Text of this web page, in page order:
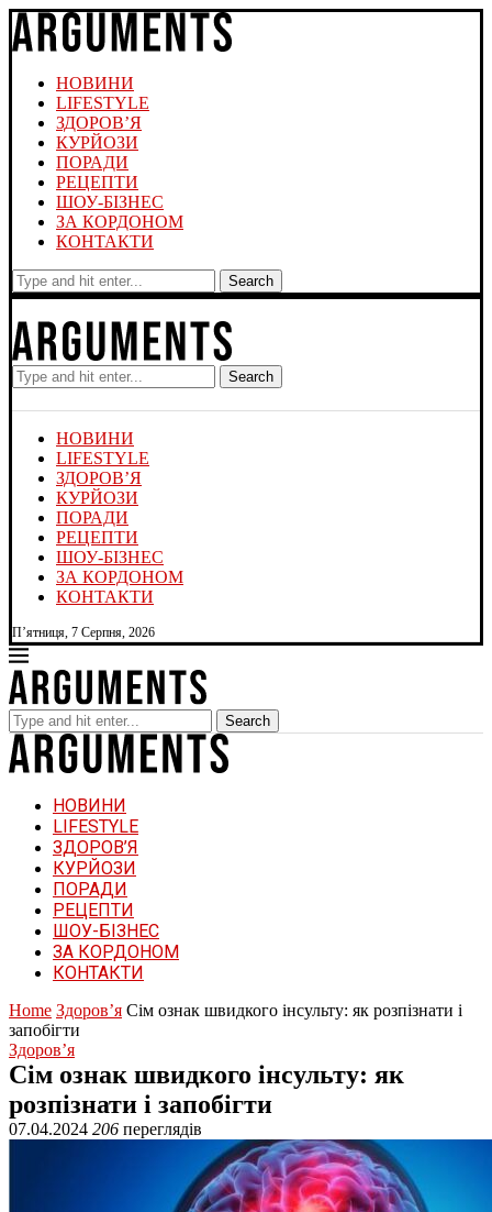
НОВИНИ
LIFESTYLE
ЗДОРОВ’Я
КУРЙОЗИ
ПОРАДИ
РЕЦЕПТИ
ШОУ-БІЗНЕС
ЗА КОРДОНОМ
КОНТАКТИ
Search
Search
НОВИНИ
LIFESTYLE
ЗДОРОВ’Я
КУРЙОЗИ
ПОРАДИ
РЕЦЕПТИ
ШОУ-БІЗНЕС
ЗА КОРДОНОМ
КОНТАКТИ
П’ятниця, 7 Серпня, 2026
Search
НОВИНИ
LIFESTYLE
ЗДОРОВ’Я
КУРЙОЗИ
ПОРАДИ
РЕЦЕПТИ
ШОУ-БІЗНЕС
ЗА КОРДОНОМ
КОНТАКТИ
Home Здоров’я Сім ознак швидкого інсульту: як розпізнати і
запобігти
Здоров’я
Сім ознак швидкого інсульту: як
розпізнати і запобігти
07.04.2024 206 переглядів